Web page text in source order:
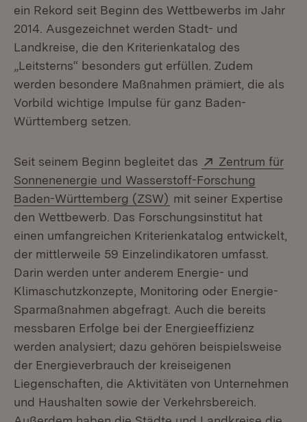
ein Rekord seit Beginn des Wettbewerbs im Jahr
2014. Ausgezeichnet werden Stadt- und
Landkreise, die den Kriterienkatalog des
„Leitsterns“ besonders gut erfüllen. Zudem
werden besondere Maßnahmen prämiert, die als
Vorbild wichtige Impulse für ganz Baden-
Württemberg setzen.
Seit seinem Beginn begleitet das Extern:
Zentrum für
Sonnenenergie und Wasserstoff-Forschung
Baden-Württemberg (ZSW) (Öffnet in neuem
mit seiner Expertise
den Wettbewerb. Das Forschungsinstitut hat
einen umfangreichen Kriterienkatalog entwickelt,
der mittlerweile 59 Einzelindikatoren umfasst.
Darin werden unter anderem Energie- und
Klimaschutzkonzepte, Monitoring oder Energie-
Sparmaßnahmen abgefragt. Auch die bereits
messbaren Erfolge bei der Energieeffizienz
werden analysiert; dazu gehören beispielsweise
der Energieverbrauch der kreiseigenen
Liegenschaften, die Aktivitäten von Unternehmen
und Haushalten sowie der Verkehrsbereich.